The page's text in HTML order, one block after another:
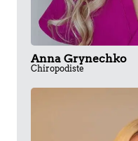
Anna Grynechko
Chiropodiste